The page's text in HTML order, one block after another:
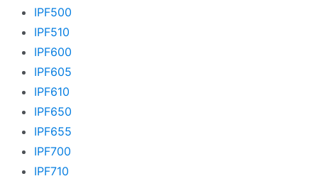
IPF500
IPF510
IPF600
IPF605
IPF610
IPF650
IPF655
IPF700
IPF710